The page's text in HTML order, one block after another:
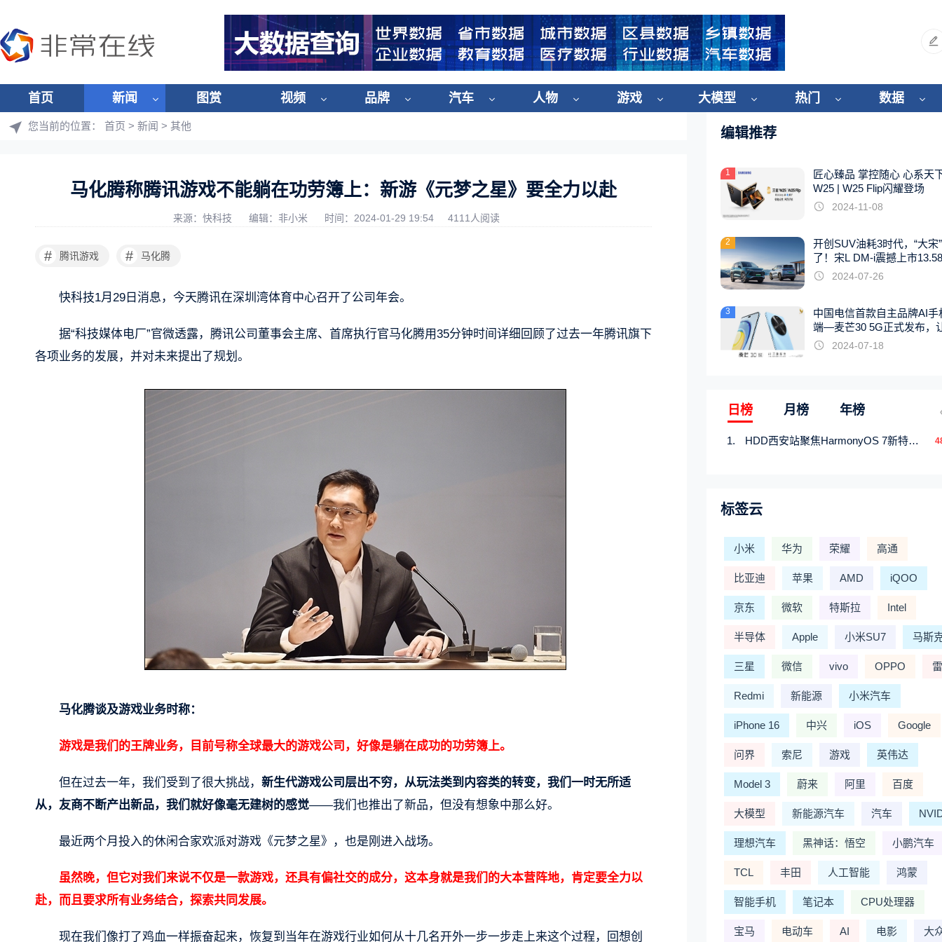
首页 新闻 图赏 视频 品牌 汽车 人物 游戏 大模型 热门 数据
您当前的位置： 首页 > 新闻 > 其他
马化腾称腾讯游戏不能躺在功劳簿上：新游《元梦之星》要全力以赴
来源：快科技 编辑：非小米 时间：2024-01-29 19:54 4111人阅读
# 腾讯游戏 # 马化腾
快科技1月29日消息，今天腾讯在深圳湾体育中心召开了公司年会。
据“科技媒体电厂”官微透露，腾讯公司董事会主席、首席执行官马化腾用35分钟时间详细回顾了过去一年腾讯旗下
各项业务的发展，并对未来提出了规划。
马化腾谈及游戏业务时称：
游戏是我们的王牌业务，目前号称全球最大的游戏公司，好像是躺在成功的功劳簿上。
但在过去一年，我们受到了很大挑战， 新生代游戏公司层出不穷，从玩法类到内容类的转变，我们一时无所适
从，友商不断产出新品，我们就好像毫无建树的感觉——我们也推出了新品，但没有想象中那么好。
最近两个月投入的休闲合家欢派对游戏《元梦之星》，也是刚进入战场。
虽然晚，但它对我们来说不仅是一款游戏，还具有偏社交的成分，这本身就是我们的大本营阵地，肯定要全力以
赴，而且要求所有业务结合，探索共同发展。
现在我们像打了鸡血一样振奋起来，恢复到当年在游戏行业如何从十几名开外一步一步走上来这个过程，回想创
编辑推荐
1
匠心臻品 掌控随心 心系天
W25 | W25 Flip闪耀登场
2024-11-08
2
开创SUV油耗3时代，“大宋
了！宋L DM-i震撼上市
起
2024-07-26
3
中国电信首款自主品牌AI手
端—麦芒30 5G正式发布，
触手可及2024-07-18
日榜 月榜 年榜
HDD西安站聚焦HarmonyOS 7新特性，解锁从互联到智能的应用开发新范式
标签云
小米 华为 荣耀 高通
比亚迪 苹果 AMD iQOO
京东 微软 特斯拉 Intel
半导体 Apple 小米SU7 马斯
三星 微信 vivo OPPO
Redmi 新能源 小米汽车
iPhone 16 中兴 iOS Google
问界 索尼 游戏 英伟达
Model 3 蔚来 阿里 百度
大模型 新能源汽车 汽车
理想汽车 黑神话：悟空 小鹏汽车
TCL 丰田 人工智能 鸿蒙
智能手机 笔记本 CPU处理器
宝马 电动车 AI 电影 大